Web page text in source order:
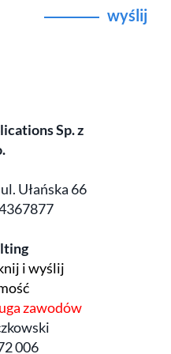
wyślij
Sp. z
Ułańska 66
i wyślij
zawodów
006